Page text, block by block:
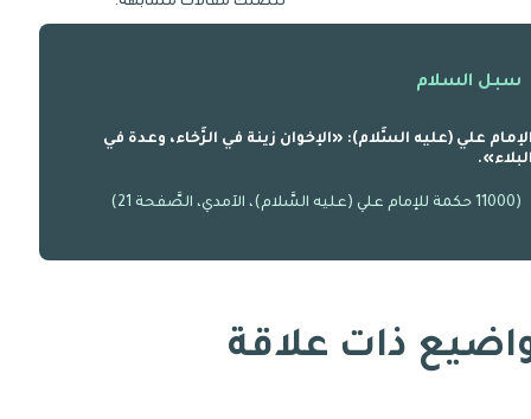
سبل السلام
علي (عليه السَّلام): «الإخوان زينة في الرَّخاء، وعدة في
(11000 حكمة للإمام علي (عليه السَّلام)، الآمدي، الصَّفحة 21)
ذات علاقة